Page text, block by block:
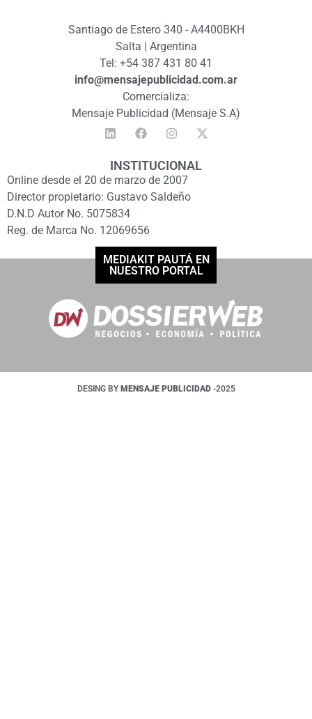
Santiago de Estero 340 - A4400BKH
Salta | Argentina
Tel: +54 387 431 80 41
info@mensajepublicidad.com.ar
Comercializa:
Mensaje Publicidad (Mensaje S.A)
INSTITUCIONAL
Online desde el 20 de marzo de 2007
Director propietario: Gustavo Saldeño
D.N.D Autor No. 5075834
Reg. de Marca No. 12069656
MEDIAKIT PAUTÁ EN
NUESTRO PORTAL
DESING BY MENSAJE PUBLICIDAD -2025